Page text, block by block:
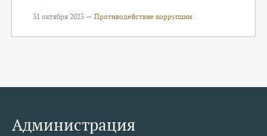
31 октября 2023 — Противодействие коррупции
Администрация